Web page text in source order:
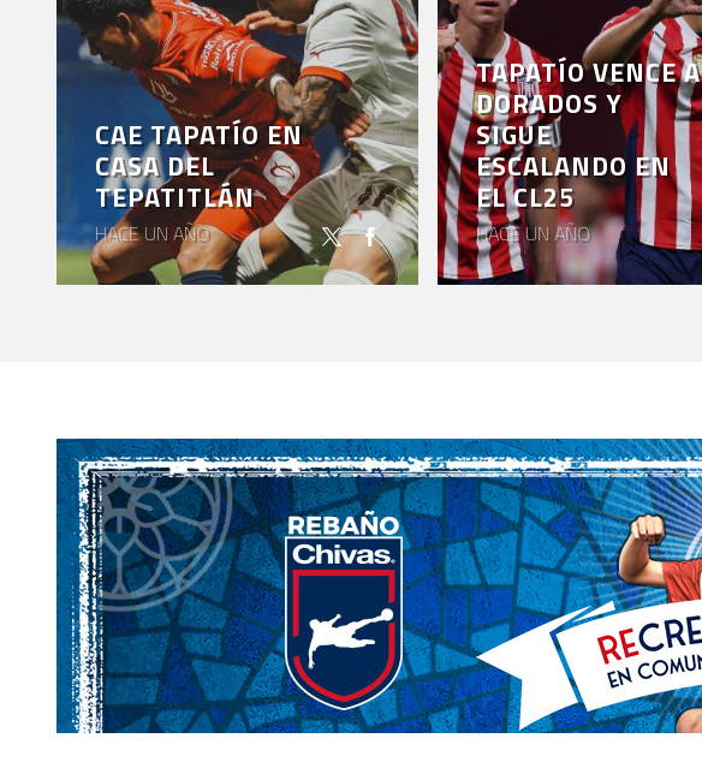
CAE TAPATÍO EN
CASA DEL
TEPATITLÁN
HACE UN AÑO
TAPATÍO VENCE A
DORADOS Y
SIGUE
ESCALANDO EN
EL CL25
HACE UN AÑO